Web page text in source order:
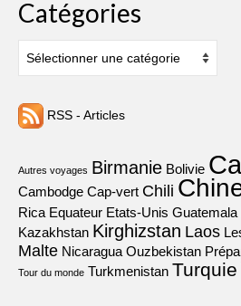
Catégories
RSS - Articles
Autres voyages Birmanie Bolivie
Cambodge Cap-vert Chili
Rica Equateur Etats-Unis Guatemala
Kazakhstan Kirghizstan Laos
Malte Nicaragua Ouzbekistan
Tour du monde Turkmenistan Turquie